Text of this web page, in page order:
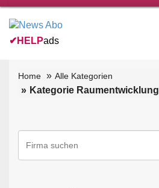
✔ HELPads
Home Alle Kategorien
Kategorie Raumentwicklung